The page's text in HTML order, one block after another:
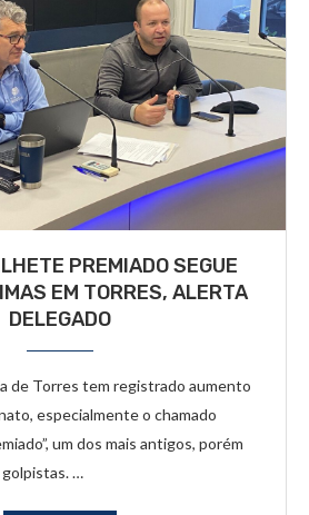
PREMIADO SEGUE
EM TORRES, ALERTA
DELEGADO
de Torres tem registrado aumento
especialmente o chamado
um dos mais antigos, porém
…